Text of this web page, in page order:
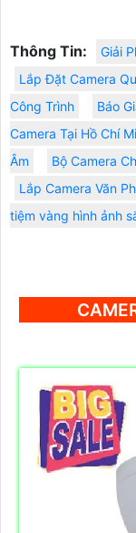
Thông Tin:
Giải
Lắp Đặt Camera
Công Trình
Báo
Camera Tại Hồ Chí
Âm
Bộ Camera
Lắp Camera Văn
tiệm vàng hình ảnh